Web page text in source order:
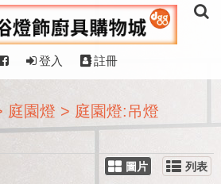
登入 註冊
庭園燈 > 庭園燈:吊燈
圖片 列表